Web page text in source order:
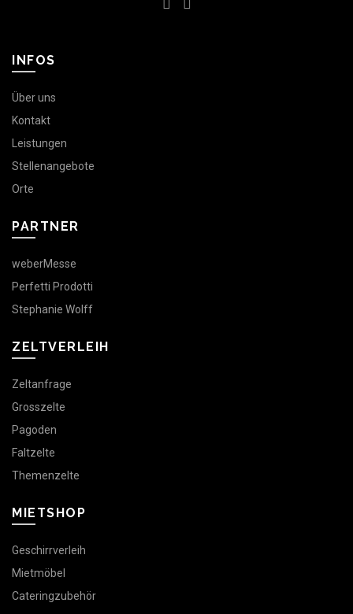
INFOS
Über uns
Kontakt
Leistungen
Stellenangebote
Orte
PARTNER
weberMesse
Perfetti Prodotti
Stephanie Wolff
ZELTVERLEIH
Zeltanfrage
Grosszelte
Pagoden
Faltzelte
Themenzelte
MIETSHOP
Geschirrverleih
Mietmöbel
Cateringzubehör